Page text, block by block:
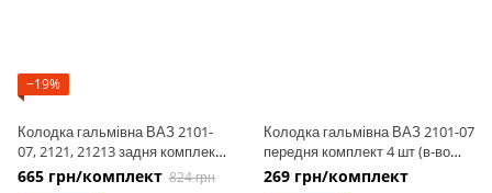
−19%
Колодка гальмівна ВАЗ 2101-
07, 2121, 21213 задня комплект
4 шт ДА656 (пр-во Dafmi)
665 грн/комплект 824 грн
Колодка гальмівна ВАЗ 2101-07
передня комплект 4 шт (в-во
Dafmi)
269 грн/комплект